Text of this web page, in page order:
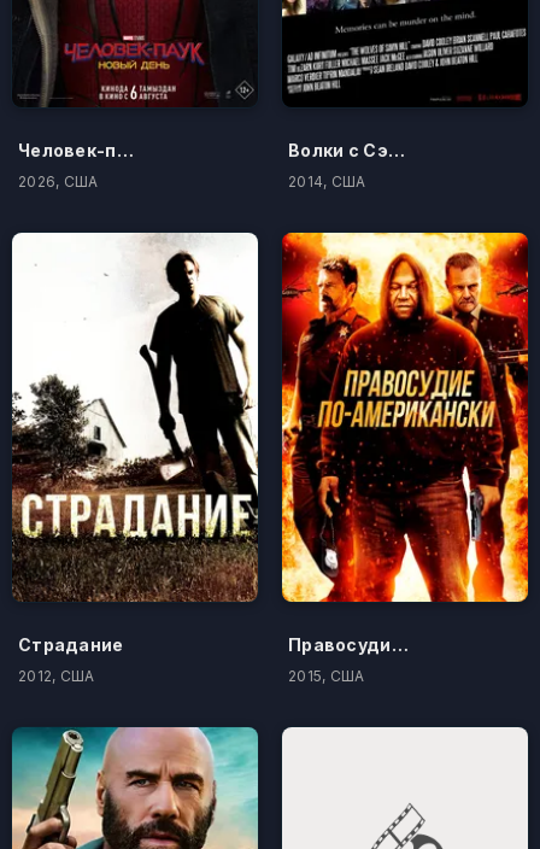
Человек-паук: Новый день
2026, США
Волки с Сэйвин-Хилл
2014, США
Страдание
2012, США
Правосудие по-американски
2015, США